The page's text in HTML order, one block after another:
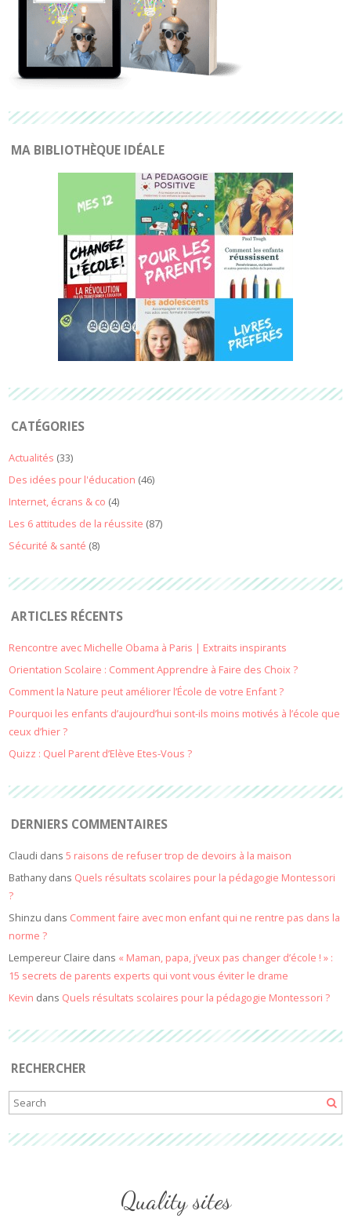
MA BIBLIOTHÈQUE IDÉALE
CATÉGORIES
Actualités (33)
Des idées pour l'éducation (46)
Internet, écrans & co (4)
Les 6 attitudes de la réussite (87)
Sécurité & santé (8)
ARTICLES RÉCENTS
Rencontre avec Michelle Obama à Paris | Extraits inspirants
Orientation Scolaire : Comment Apprendre à Faire des Choix ?
Comment la Nature peut améliorer l’École de votre Enfant ?
Pourquoi les enfants d’aujourd’hui sont-ils moins motivés à l’école que
ceux d’hier ?
Quizz : Quel Parent d’Elève Etes-Vous ?
DERNIERS COMMENTAIRES
Claudi dans5 raisons de refuser trop de devoirs à la maison
Bathanydans Quels résultats scolaires pour la pédagogie Montessori
?
Shinzu dans Comment faire avec mon enfant qui ne rentre pas dans la
norme ?
Lempereur Claire dans « Maman, papa, j’veux pas changer d’école ! » :
15 secrets de parents experts qui vont vous éviter le drame
Kevin dans Quels résultats scolaires pour la pédagogie Montessori ?
RECHERCHER
Quality sites